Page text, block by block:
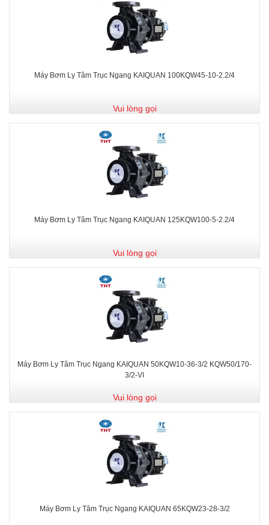
Máy Bơm Ly Tâm Trục Ngang KAIQUAN 100KQW45-10-2.2/4
Vui lòng gọi
Máy Bơm Ly Tâm Trục Ngang KAIQUAN 125KQW100-5-2.2/4
Vui lòng gọi
Máy Bơm Ly Tâm Trục Ngang KAIQUAN 50KQW10-36-3/2 KQW50/170-
3/2-VI
Vui lòng gọi
Máy Bơm Ly Tâm Trục Ngang KAIQUAN 65KQW23-28-3/2